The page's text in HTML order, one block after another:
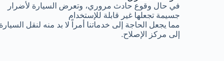
في حال وقوع حادث مروري، وتعرض السيارة لأضرار
جسيمة تجعلها غير قابلة للإستخدام
مما يجعل الحاجة إلى خدماتنا أمراً لا بد منه لنقل السيارة
إلى مركز الإصلاح.